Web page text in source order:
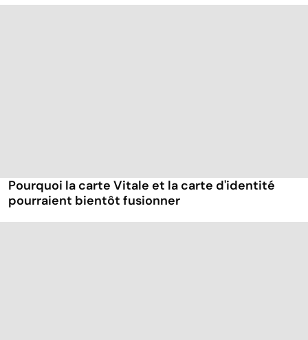
Pourquoi la carte Vitale et la carte d'identité
pourraient bientôt fusionner